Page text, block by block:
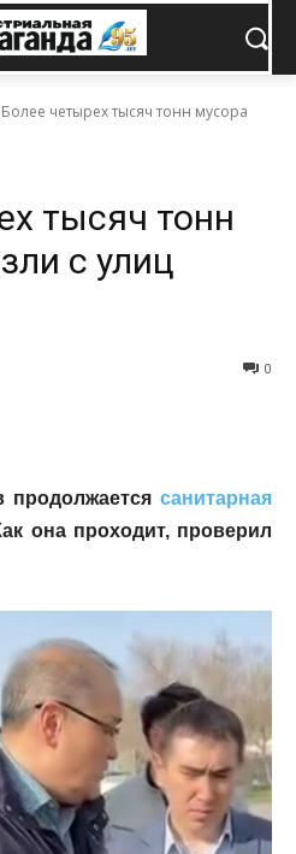
Более четырех тысяч тонн мусора
тысяч тонн
с улиц
0
продолжается санитарная
она проходит, проверил